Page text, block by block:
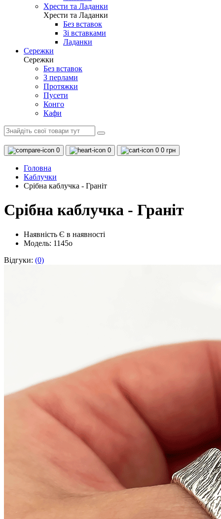
Хрести та Ладанки
Хрести та Ладанки
Без вставок
Зі вставками
Ладанки
Сережки
Сережки
Без вставок
З перлами
Протяжки
Пусети
Конго
Кафи
0 0 0 0 грн
Головна
Каблучки
Срібна каблучка - Граніт
Срібна каблучка - Граніт
Наявність Є в наявності
Модель: 1145о
Відгуки: (0)